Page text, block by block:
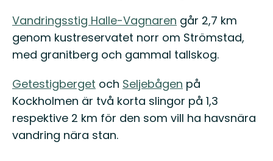
Vandringsstig Halle-Vagnaren går 2,7 km
genom kustreservatet norr om Strömstad,
med granitberg och gammal tallskog.
Getestigberget och Seljebågen på
Kockholmen är två korta slingor på 1,3
respektive 2 km för den som vill ha havsnära
vandring nära stan.